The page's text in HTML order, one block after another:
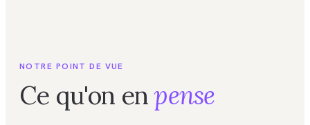
NOTRE POINT DE VUE
Ce qu'on enpense